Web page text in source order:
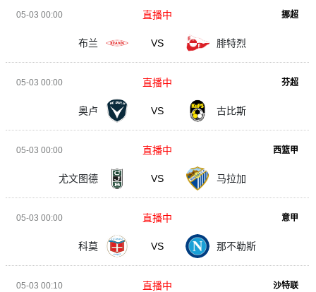
05-03 00:00 挪超
布兰 VS 腓特烈
直播中
05-03 00:00 芬超
奥卢 VS 古比斯
直播中
05-03 00:00 西篮甲
尤文图德 VS 马拉加
直播中
05-03 00:00 意甲
科莫 VS 那不勒斯
直播中
05-03 00:10 沙特联
直播中